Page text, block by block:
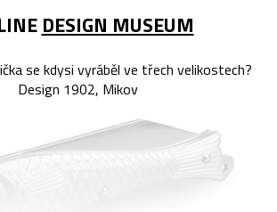
DESIGN MUSEUM
se kdysi vyráběl ve třech velikostech?
Design 1902, Mikov